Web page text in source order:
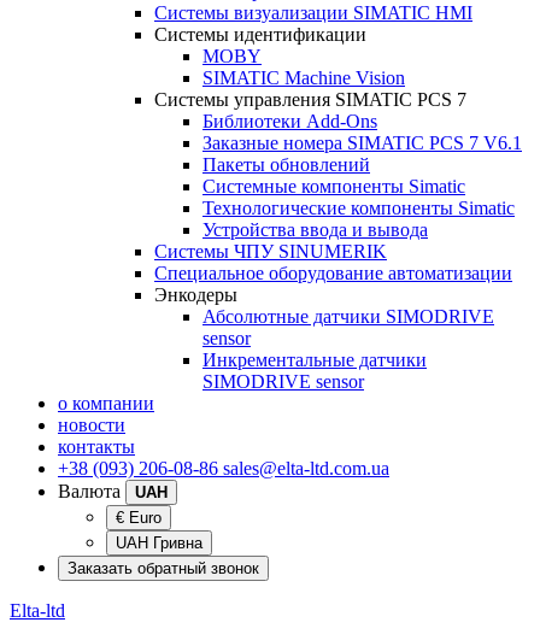
Системы визуализации SIMATIC HMI
Системы идентификации
MOBY
SIMATIC Machine Vision
Системы управления SIMATIC PCS 7
Библиотеки Add-Ons
Заказные номера SIMATIC PCS 7 V6.1
Пакеты обновлений
Системные компоненты Simatic
Технологические компоненты Simatic
Устройства ввода и вывода
Системы ЧПУ SINUMERIK
Специальное оборудование автоматизации
Энкодеры
Абсолютные датчики SIMODRIVE
sensor
Инкрементальные датчики
SIMODRIVE sensor
о компании
новости
контакты
+38 (093) 206-08-86 sales@elta-ltd.com.ua
Валюта
UAH
€ Euro
UAH Гривна
Заказать обратный звонок
Elta-ltd